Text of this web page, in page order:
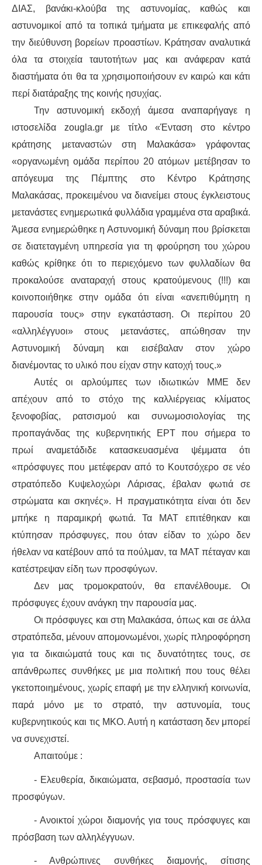
ΔΙΑΣ, βανάκι-κλούβα της αστυνομίας, καθώς και
αστυνομικοί από τα τοπικά τμήματα με επικεφαλής από
την διεύθυνση βορείων προαστίων. Κράτησαν αναλυτικά
όλα τα στοιχεία ταυτοτήτων μας και ανάφεραν κατά
διαστήματα ότι θα τα χρησιμοποιήσουν εν καιρώ και κάτι
περί διατάραξης της κοινής ησυχίας.
Την αστυνομική εκδοχή άμεσα αναπαρήγαγε η
ιστοσελίδα zougla.gr με τίτλο «Ένταση στο κέντρο
κράτησης μεταναστών στη Μαλακάσα» γράφοντας
«οργανωμένη ομάδα περίπου 20 ατόμων μετέβησαν το
απόγευμα της Πέμπτης στο Κέντρο Κράτησης
Μαλακάσας, προκειμένου να διανείμει στους έγκλειστους
μετανάστες ενημερωτικά φυλλάδια γραμμένα στα αραβικά.
Άμεσα ενημερώθηκε η Αστυνομική δύναμη που βρίσκεται
σε διατεταγμένη υπηρεσία για τη φρούρηση του χώρου
καθώς κρίθηκε ότι το περιεχόμενο των φυλλαδίων θα
προκαλούσε αναταραχή στους κρατούμενους (!!!) και
κοινοποιήθηκε στην ομάδα ότι είναι «ανεπιθύμητη η
παρουσία τους» στην εγκατάσταση. Οι περίπου 20
«αλληλέγγυοι» στους μετανάστες, απώθησαν την
Αστυνομική δύναμη και εισέβαλαν στον χώρο
διανέμοντας το υλικό που είχαν στην κατοχή τους.»
Αυτές οι αρλούμπες των ιδιωτικών ΜΜΕ δεν
απέχουν από το στόχο της καλλιέργειας κλίματος
ξενοφοβίας, ρατσισμού και συνωμοσιολογίας της
προπαγάνδας της κυβερνητικής ΕΡΤ που σήμερα το
πρωί αναμετάδιδε κατασκευασμένα ψέμματα ότι
«πρόσφυγες που μετέφεραν από το Κουτσόχερο σε νέο
στρατόπεδο Κυψελοχώρι Λάρισας, έβαλαν φωτιά σε
στρώματα και σκηνές». Η πραγματικότητα είναι ότι δεν
μπήκε η παραμικρή φωτιά. Τα ΜΑΤ επιτέθηκαν και
κτύπησαν πρόσφυγες, που όταν είδαν το χώρο δεν
ήθελαν να κατέβουν από τα πούλμαν, τα ΜΑΤ πέταγαν και
κατέστρεψαν είδη των προσφύγων.
Δεν μας τρομοκρατούν, θα επανέλθουμε. Οι
πρόσφυγες έχουν ανάγκη την παρουσία μας.
Οι πρόσφυγες και στη Μαλακάσα, όπως και σε άλλα
στρατόπεδα, μένουν απομονωμένοι, χωρίς πληροφόρηση
για τα δικαιώματά τους και τις δυνατότητες τους, σε
απάνθρωπες συνθήκες με μια πολιτική που τους θέλει
γκετοποιημένους, χωρίς επαφή με την ελληνική κοινωνία,
παρά μόνο με το στρατό, την αστυνομία, τους
κυβερνητικούς και τις ΜΚΟ. Αυτή η κατάσταση δεν μπορεί
να συνεχιστεί.
Απαιτούμε :
- Ελευθερία, δικαιώματα, σεβασμό, προστασία των
προσφύγων.
- Ανοικτοί χώροι διαμονής για τους πρόσφυγες και
πρόσβαση των αλληλέγγυων.
- Ανθρώπινες συνθήκες διαμονής, σίτισης